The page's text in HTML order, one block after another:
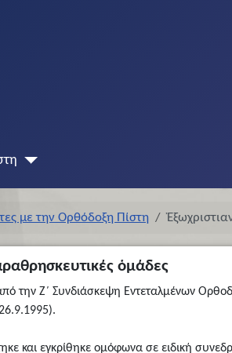
με την Ορθόδοξη Πίστη
ὁμάδες
την Ζ΄ Συνδιάσκεψη Εντεταλμένων
και εγκρίθηκε ομόφωνα σε ειδική